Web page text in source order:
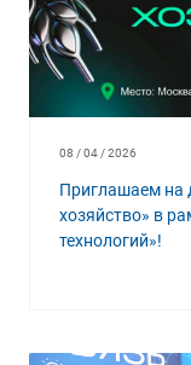
08 / 04 / 2026
Приглашаем на
хозяйство» в
технологий»!